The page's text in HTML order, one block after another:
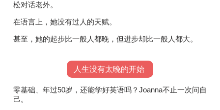
松对话老外。
在语言上，她没有过人的天赋。
甚至，她的起步比一般人都晚，但进步却比一般人都大。
人生没有太晚的开始
零基础、年过50岁，还能学好英语吗？Joanna不止一次问自
己。